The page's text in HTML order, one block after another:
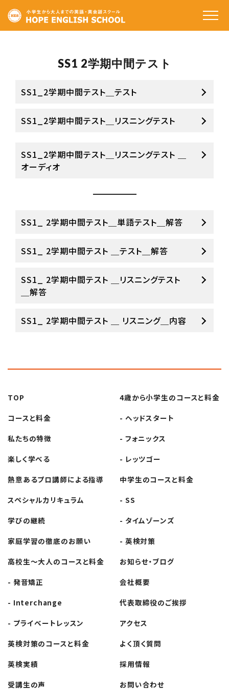
私たちの特徴
コースと料金
アクセス
SS1 2学期中間テスト
SS1_2学期中間テスト＿テスト
SS1_2学期中間テスト＿リスニングテスト
SS1_2学期中間テスト＿リスニングテスト ＿
オーディオ
SS1_ 2学期中間テスト＿単語テスト＿解答
SS1_ 2学期中間テスト ＿テスト＿解答
SS1_ 2学期中間テスト ＿リスニングテスト
＿解答
SS1_ 2学期中間テスト ＿ リスニング＿内容
TOP
コースと料金
私たちの特徴
楽しく学べる
熱意あるプロ講師による指導
スペシャルカリキュラム
学びの継続
家庭学習の徹底のお願い
4歳から小学生の コースと料金
- ヘッドスタート
- フォニックス
- レッツゴー
中学生のコースと料金
- SS
- タイムゾーンズ
- 英検対策
高校生～大人の コースと料金
- 発音矯正
- Interchange
- プライベート レッスン
英検対策の コースと料金
英検実績
受講生の声
お知らせ・ブログ
会社概要
代表取締役のご挨拶
アクセス
よく頂く質問
採用情報
お問い合わせ